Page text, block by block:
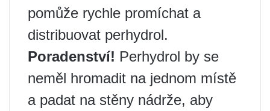
pomůže rychle promíchat a
distribuovat perhydrol.
Poradenství! Perhydrol by se
neměl hromadit na jednom místě
a padat na stěny nádrže, aby